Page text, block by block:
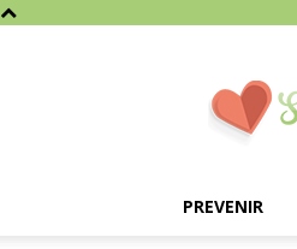
PREVENIR